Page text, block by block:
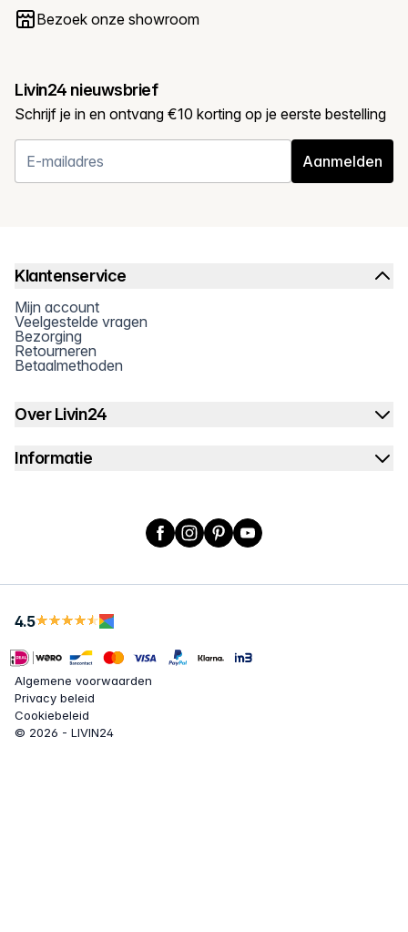
Bezoek onze showroom
Livin24 nieuwsbrief
Schrijf je in en ontvang €10 korting op je eerste bestelling
Aanmelden
Klantenservice
Mijn account
Veelgestelde vragen
Bezorging
Retourneren
Betaalmethoden
Over Livin24
Informatie
Facebook
Instagram
PinterestYouTube
4.5
Algemene voorwaarden
Privacy beleid
Cookiebeleid
© 2026 - LIVIN24